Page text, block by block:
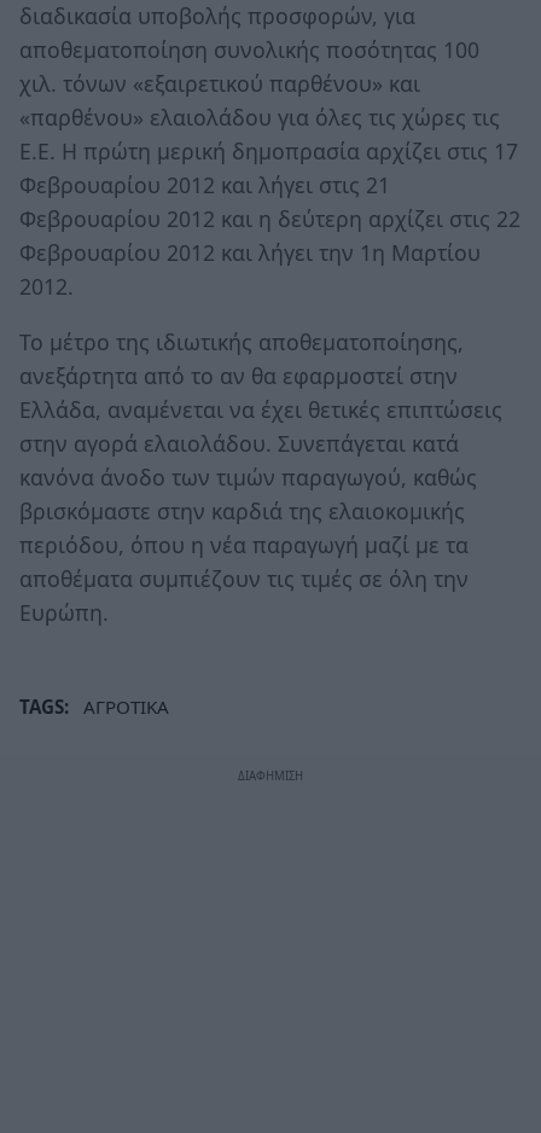
διαδικασία υποβολής προσφορών, για
αποθεματοποίηση συνολικής ποσότητας 100
χιλ. τόνων «εξαιρετικού παρθένου» και
«παρθένου» ελαιολάδου για όλες τις χώρες τις
Ε.Ε. Η πρώτη μερική δημοπρασία αρχίζει στις 17
Φεβρουαρίου 2012 και λήγει στις 21
Φεβρουαρίου 2012 και η δεύτερη αρχίζει στις 22
Φεβρουαρίου 2012 και λήγει την 1η Μαρτίου
2012.
Το μέτρο της ιδιωτικής αποθεματοποίησης,
ανεξάρτητα από το αν θα εφαρμοστεί στην
Ελλάδα, αναμένεται να έχει θετικές επιπτώσεις
στην αγορά ελαιολάδου. Συνεπάγεται κατά
κανόνα άνοδο των τιμών παραγωγού, καθώς
βρισκόμαστε στην καρδιά της ελαιοκομικής
περιόδου, όπου η νέα παραγωγή μαζί με τα
αποθέματα συμπιέζουν τις τιμές σε όλη την
Ευρώπη.
TAGS: ΑΓΡΟΤΙΚΑ